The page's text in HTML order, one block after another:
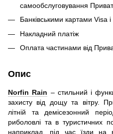
самообслуговування
Банківськими картами Visa
Накладний платіж
Оплата частинами від
Опис
Norfin Rain – стильний і
захисту від дощу та вітру.
літній та демісезонний
риболовлі та в туристичних
наприклад, під час їзди на